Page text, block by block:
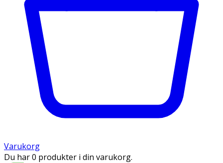
Varukorg
Du har 0 produkter i din varukorg.